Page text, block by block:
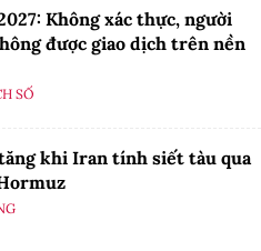
Không xác thực, người
được giao dịch trên nền
SỐ
khi Iran tính siết tàu qua